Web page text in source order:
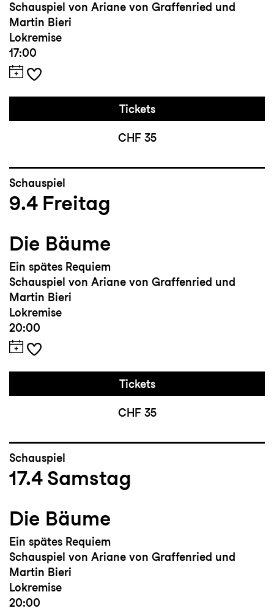
Schauspiel von Ariane von Graffenried und
Martin Bieri
Lokremise
17:00
Tickets
CHF 35
Schauspiel
9.4 Freitag
Die Bäume
Ein spätes Requiem
Schauspiel von Ariane von Graffenried und
Martin Bieri
Lokremise
20:00
Tickets
CHF 35
Schauspiel
17.4 Samstag
Die Bäume
Ein spätes Requiem
Schauspiel von Ariane von Graffenried und
Martin Bieri
Lokremise
20:00